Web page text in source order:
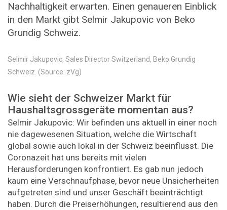
Nachhaltigkeit erwarten. Einen genaueren Einblick
in den Markt gibt Selmir Jakupovic von Beko
Grundig Schweiz.
Selmir Jakupovic, Sales Director Switzerland, Beko Grundig
Schweiz. (Source: zVg)
Wie sieht der Schweizer Markt für
Haushaltsgrossgeräte momentan aus?
Selmir Jakupovic: Wir befinden uns aktuell in einer noch
nie dagewesenen Situation, welche die Wirtschaft
global sowie auch lokal in der Schweiz beeinflusst. Die
Coronazeit hat uns bereits mit vielen
Herausforderungen konfrontiert. Es gab nun jedoch
kaum eine Verschnaufphase, bevor neue Unsicherheiten
aufgetreten sind und unser Geschäft beeinträchtigt
haben. Durch die Preiserhöhungen, resultierend aus den